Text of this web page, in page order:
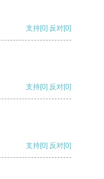
支持[0] 反对[0]
支持[0] 反对[0]
支持[0] 反对[0]